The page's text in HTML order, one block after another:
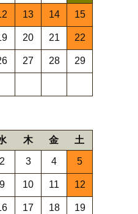
13 14 15
20 21 22
27 28 29
木 金 土
2 3 4 5
9 10 11 12
17 18 19